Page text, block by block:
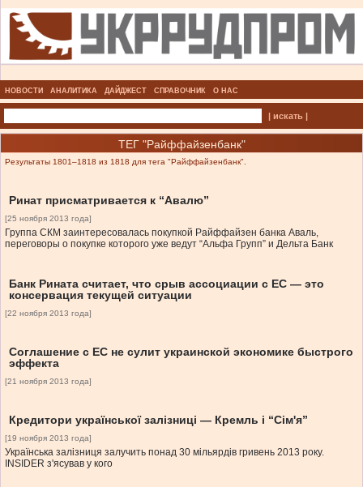
НОВОСТИ АНАЛИТИКА ДАЙДЖЕСТ СПРАВОЧНИК О НАС
| искать |
ТЕГ "Райффайзенбанк"
Результаты 1801–1818 из 1818 для тега "Райффайзенбанк".
Ринат присматривается к “Авалю”
[25 ноября 2013 года]
Группа СКМ заинтересовалась покупкой Райффайзен банка Аваль,
переговоры о покупке которого уже ведут “Альфа Групп” и Дельта Банк
Банк Рината считает, что срыв ассоциации с ЕС — это
консервация текущей ситуации
[22 ноября 2013 года]
Cоглашение с ЕС не сулит украинской экономике быстрого
эффекта
[21 ноября 2013 года]
Кредитори української залізниці — Кремль і “Сім'я”
[19 ноября 2013 года]
Українська залізниця залучить понад 30 мільярдів гривень 2013 року.
INSIDER з'ясував у кого